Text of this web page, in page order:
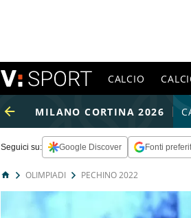
CALCIO
MILANO CORTINA 2026
Seguici su: Google Discover Fonti
OLIMPIADI PECHINO 2022